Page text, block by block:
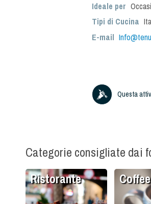
Ideale per
Tipi di Cucina
E-mail
Questa
Categorie consigliate dai
Ristorante